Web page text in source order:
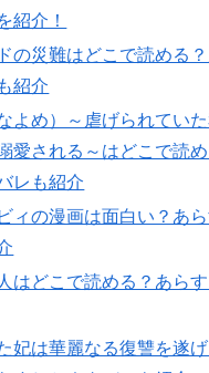
紹介！
の災難はどこで読める
紹介
よめ）～虐げられてい
愛される～はどこで読
レも紹介
ィの漫画は面白い？あ
はどこで読める？あら
妃は華麗なる復讐を遂